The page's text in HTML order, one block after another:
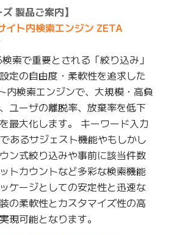
製品ご案内】
イト内検索エンジン ZETA
索で重要とされる「絞り込み」
定の自由度・柔軟性を追求した
内検索エンジンで、大規模・高負
ユーザの離脱率、放棄率を低下
最大化します。 キーワード入力
あるサジェスト機能やもしかし
ン式絞り込みや事前に該当件数
トカウントなど多彩な検索機能
ケージとしての安定性と迅速な
の柔軟性とカスタマイズ性の高
現可能となります。